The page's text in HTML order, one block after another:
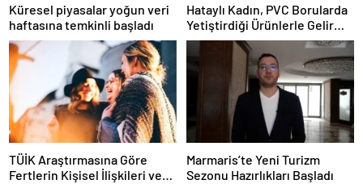
Küresel piyasalar yoğun veri
haftasına temkinli başladı
Hataylı Kadın, PVC Borularda
Yetiştirdiği Ürünlerle Gelir
Elde Ediyor
TÜİK Araştırmasına Göre
Fertlerin Kişisel İlişkileri ve
Marmaris’te Yeni Turizm
Sezonu Hazırlıkları Başladı